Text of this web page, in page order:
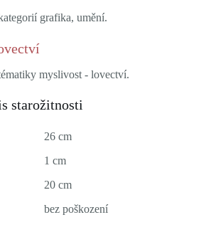
grafika, umění.
myslivost - lovectví.
starožitnosti
26 cm
1 cm
20 cm
bez poškození